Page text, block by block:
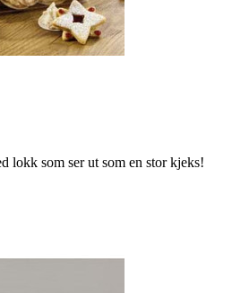
lokk som ser ut som en stor kjeks!